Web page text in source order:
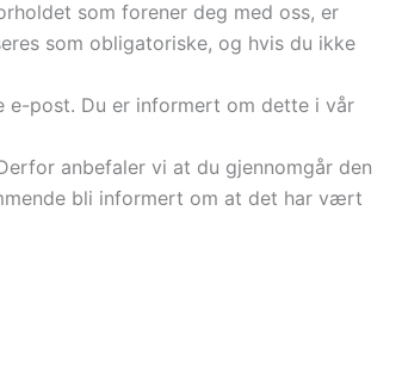
som forener deg med oss, er
som obligatoriske, og hvis du ikke
e-post. Du er informert om dette i vår
anbefaler vi at du gjennomgår den
bli informert om at det har vært